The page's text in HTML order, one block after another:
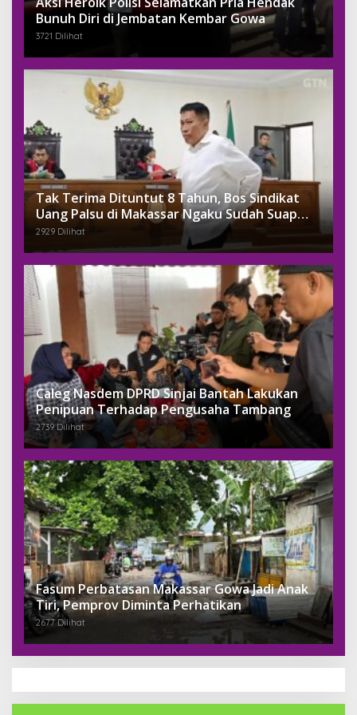
Bunuh Diri di Jembatan Kembar Gowa
3721 Dilihat
Tak Terima Dituntut 8 Tahun, Bos Sindikat
Uang Palsu di Makassar Ngaku Sudah Suap
Jaksa Dengan Miliaran
2929 Dilihat
Caleg Nasdem DPRD Sinjai Bantah Lakukan
Penipuan Terhadap Pengusaha Tambang
2739 Dilihat
Fasum Perbatasan Makassar Gowa Jadi Anak
Tiri, Pemprov Diminta Perhatikan
2677 Dilihat